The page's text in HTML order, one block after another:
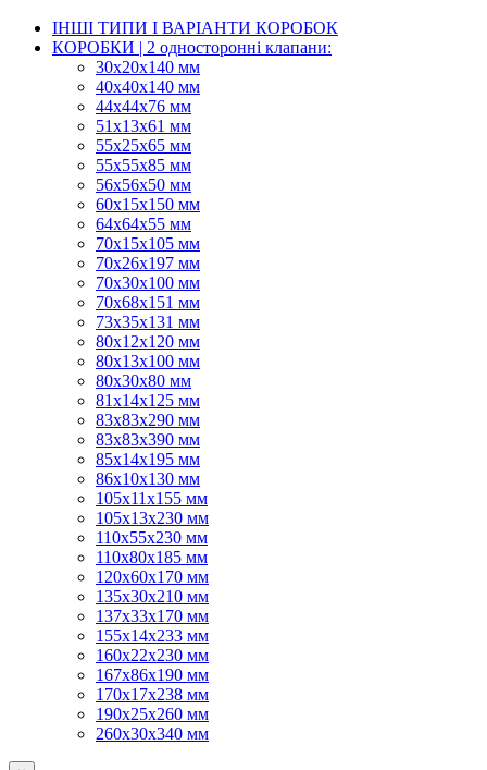
ІНШІ ТИПИ І ВАРІАНТИ КОРОБОК
КОРОБКИ | 2 односторонні клапани:
30x20x140 мм
40x40x140 мм
44х44х76 мм
51x13x61 мм
55х25х65 мм
55х55х85 мм
56х56х50 мм
60х15х150 мм
64х64х55 мм
70х15х105 мм
70х26х197 мм
70х30х100 мм
70х68х151 мм
73х35х131 мм
80х12х120 мм
80х13х100 мм
80х30х80 мм
81х14х125 мм
83х83х290 мм
83х83х390 мм
85х14х195 мм
86х10х130 мм
105х11х155 мм
105х13х230 мм
110х55х230 мм
110х80х185 мм
120х60х170 мм
135х30х210 мм
137х33х170 мм
155х14х233 мм
160х22х230 мм
167х86х190 мм
170х17х238 мм
190х25х260 мм
260х30х340 мм